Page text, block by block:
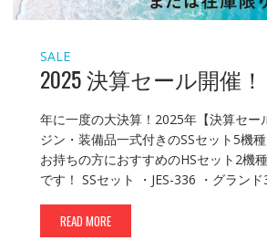
SALE
2025 決算セール開催！
年に一度の大決算！2025年【決算セー
ジン・装備品一式付きのSSセット5機
お持ちの方におすすめのHSセット2機
です！ SSセット ・JES-336 ・グラン
READ MORE